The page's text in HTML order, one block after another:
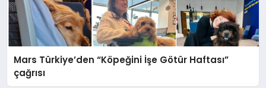
Mars Türkiye’den “Köpeğini İşe Götür Haftası”
çağrısı